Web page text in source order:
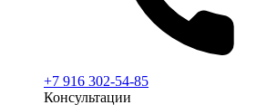
+7 916 302-54-85
Консультации